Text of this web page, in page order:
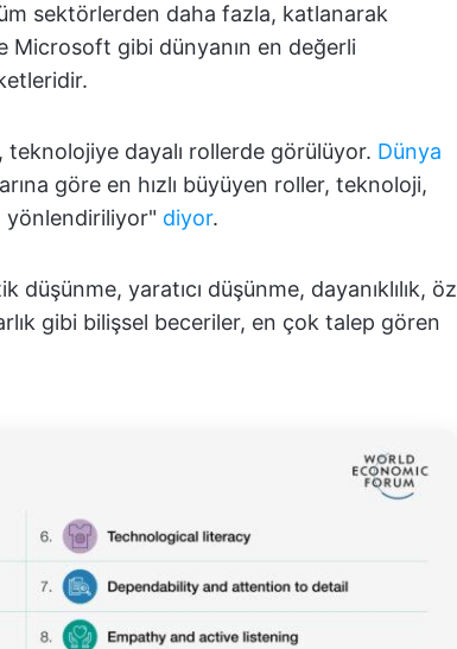
sektörlerden daha fazla, katlanarak
Microsoft gibi dünyanın en değerli
teknolojiye dayalı rollerde görülüyor. Dünya
göre en hızlı büyüyen roller, teknoloji,
yönlendiriliyor" diyor.
düşünme, yaratıcı düşünme, dayanıklılık, öz
gibi bilişsel beceriler, en çok talep gören